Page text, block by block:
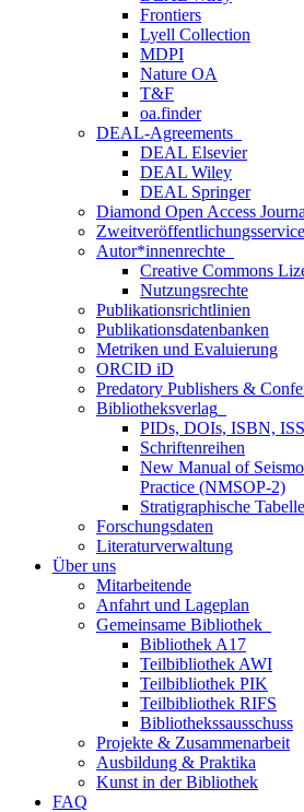
Frontiers
Lyell Collection
MDPI
Nature OA
T&F
oa.finder
DEAL-Agreements
DEAL Elsevier
DEAL Wiley
DEAL Springer
Diamond Open Access
Zweitveröffentlichungsservice
Autor*innenrechte
Creative Commons
Nutzungsrechte
Publikationsrichtlinien
Publikationsdatenbanken
Metriken und Evaluierung
ORCID iD
Predatory Publishers &
Bibliotheksverlag
PIDs, DOIs, ISBN,
Schriftenreihen
New Manual of
Practice (NMSOP-2)
Stratigraphische
Forschungsdaten
Literaturverwaltung
Über uns
Mitarbeitende
Anfahrt und Lageplan
Gemeinsame Bibliothek
Bibliothek A17
Teilbibliothek AWI
Teilbibliothek PIK
Teilbibliothek RIFS
Bibliothekssausschuss
Projekte & Zusammenarbeit
Ausbildung & Praktika
Kunst in der Bibliothek
FAQ